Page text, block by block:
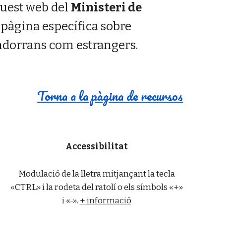
web del Ministeri de
específica sobre
com estrangers.
Torna a la pàgina de recursos
Accessibilitat
Modulació de la lletra mitjançant la tecla
«CTRL» i la rodeta del ratolí o els símbols «+»
i «-». + informació